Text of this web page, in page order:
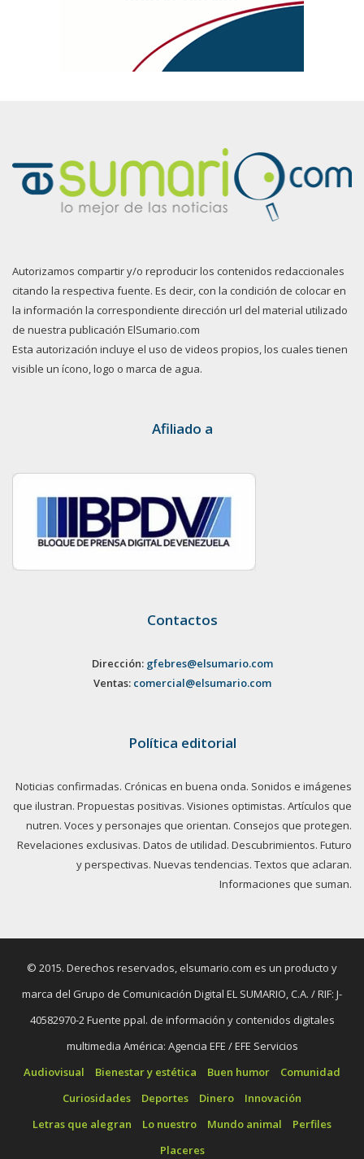
Autorizamos compartir y/o reproducir los contenidos redaccionales
citando la respectiva fuente. Es decir, con la condición de colocar en
la información la correspondiente dirección url del material utilizado
de nuestra publicación ElSumario.com
Esta autorización incluye el uso de videos propios, los cuales tienen
visible un ícono, logo o marca de agua.
Afiliado a
Contactos
Dirección: gfebres@elsumario.com
Ventas: comercial@elsumario.com
Política editorial
Noticias confirmadas. Crónicas en buena onda. Sonidos e imágenes
que ilustran. Propuestas positivas. Visiones optimistas. Artículos que
nutren. Voces y personajes que orientan. Consejos que protegen.
Revelaciones exclusivas. Datos de utilidad. Descubrimientos. Futuro
y perspectivas. Nuevas tendencias. Textos que aclaran.
Informaciones que suman.
© 2015. Derechos reservados, elsumario.com es un producto y
marca del Grupo de Comunicación Digital EL SUMARIO, C.A. / RIF: J-
40582970-2 Fuente ppal. de información y contenidos digitales
multimedia América: Agencia EFE / EFE Servicios
Audiovisual
Bienestar y estética Buen humor
Comunidad
Curiosidades
Deportes Dinero
Innovación
Letras que alegran
Lo nuestro Mundo animal
Perfiles
Placeres